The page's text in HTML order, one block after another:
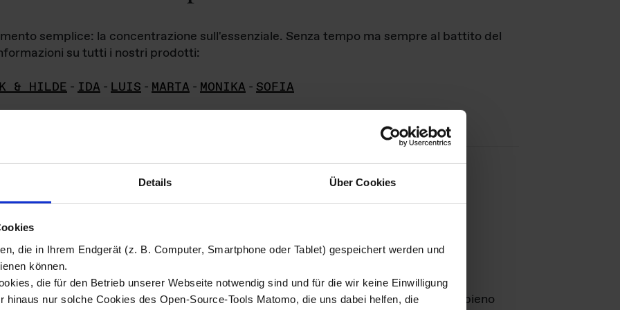
Details Über Cookies
die in Ihrem Endgerät (z. B. Computer, Smartphone oder Tablet) gespeichert werden und
können.
die für den Betrieb unserer Webseite notwendig sind und für die wir keine Einwilligung
hinaus nur solche Cookies des Open-Source-Tools Matomo, die uns dabei helfen, die
semplice: la concentrazione sull'essenziale. Senza tempo ma sempre al battito del
su tutti i nostri prodotti:
& HILDE - IDA - LUIS - MARTA - MONIKA - SOFIA
di immagini
materiale fotografico sono detenuti daDas ganze LebenGmbH e rimangono in pieno